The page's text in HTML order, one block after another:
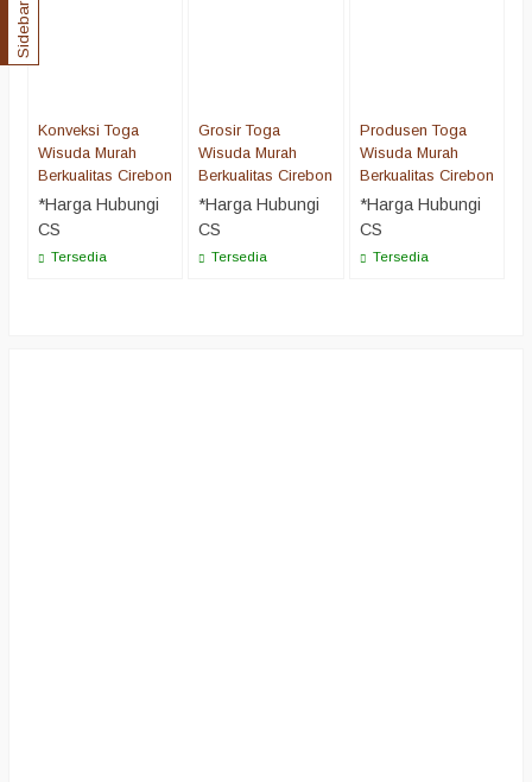
Konveksi Toga
Wisuda Murah
Berkualitas Cirebon
*Harga Hubungi
CS
Tersedia
Grosir Toga
Wisuda Murah
Berkualitas Cirebon
*Harga Hubungi
CS
Tersedia
Produsen Toga
Wisuda Murah
Berkualitas Cirebon
*Harga Hubungi
CS
Tersedia
Sidebar